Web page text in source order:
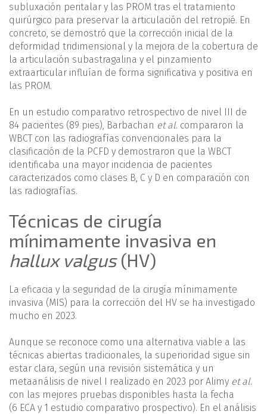
subluxación peritalar y las PROM tras el tratamiento
quirúrgico para preservar la articulación del retropié. En
concreto, se demostró que la corrección inicial de la
deformidad tridimensional y la mejora de la cobertura de
la articulación subastragalina y el pinzamiento
extraarticular influían de forma significativa y positiva en
las PROM.
En un estudio comparativo retrospectivo de nivel III de
84 pacientes (89 pies), Barbachan et al. compararon la
WBCT con las radiografías convencionales para la
clasificación de la PCFD y demostraron que la WBCT
identificaba una mayor incidencia de pacientes
caracterizados como clases B, C y D en comparación con
las radiografías.
Técnicas de cirugía
mínimamente invasiva en
hallux valgus(HV)
La eficacia y la seguridad de la cirugía mínimamente
invasiva (MIS) para la corrección del HV se ha investigado
mucho en 2023.
Aunque se reconoce como una alternativa viable a las
técnicas abiertas tradicionales, la superioridad sigue sin
estar clara, según una revisión sistemática y un
metaanálisis de nivel I realizado en 2023 por Alimy et al.
con las mejores pruebas disponibles hasta la fecha
(6 ECA y 1 estudio comparativo prospectivo). En el análisis